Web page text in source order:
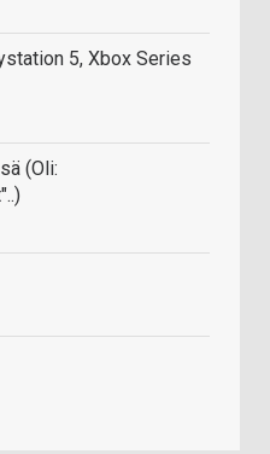
5, Xbox Series
(Oli: